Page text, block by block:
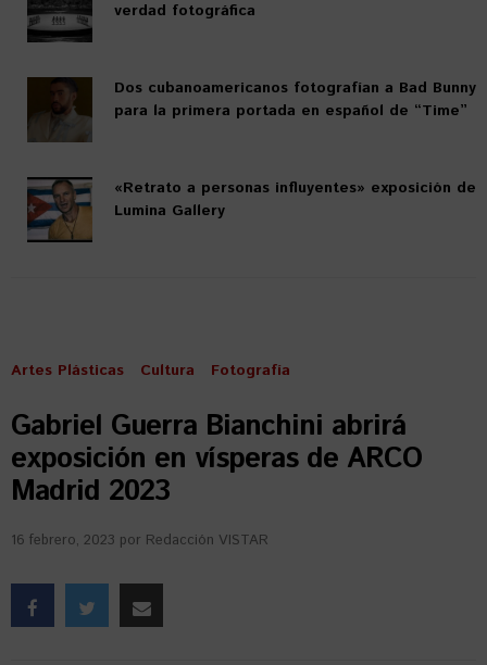
verdad fotográfica
Dos cubanoamericanos fotografían a Bad Bunny
para la primera portada en español de “Time”
«Retrato a personas influyentes» exposición de
Lumina Gallery
Artes Plásticas Cultura Fotografía
Gabriel Guerra Bianchini abrirá
exposición en vísperas de ARCO
Madrid 2023
16 febrero, 2023 por Redacción VISTAR